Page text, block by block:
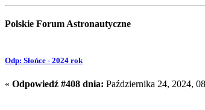
Polskie Forum Astronautyczne
Odp: Słońce - 2024 rok
« Odpowiedź #408 dnia: Października 24, 2024,